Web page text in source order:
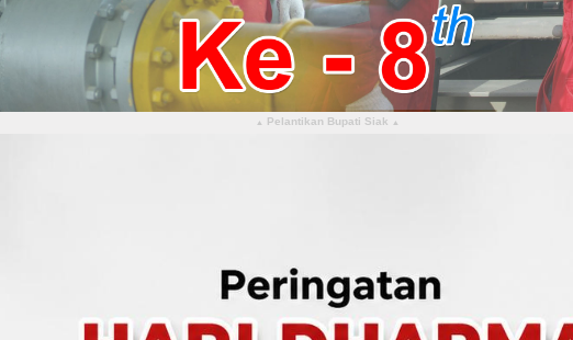
▴ Pelantikan Bupati Siak ▴